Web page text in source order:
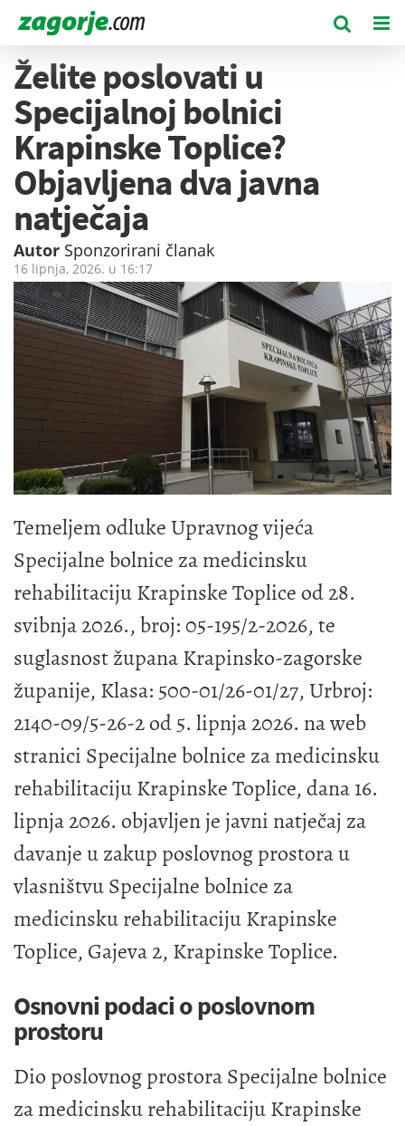
Želite poslovati u
Specijalnoj bolnici
Krapinske Toplice?
Objavljena dva javna
natječaja
Autor Sponzorirani članak
16 lipnja, 2026. u 16:17
Temeljem odluke Upravnog vijeća
Specijalne bolnice za medicinsku
rehabilitaciju Krapinske Toplice od 28.
svibnja 2026., broj: 05-195/2-2026, te
suglasnost župana Krapinsko-zagorske
županije, Klasa: 500-01/26-01/27, Urbroj:
2140-09/5-26-2 od 5. lipnja 2026. na web
stranici Specijalne bolnice za medicinsku
rehabilitaciju Krapinske Toplice, dana 16.
lipnja 2026. objavljen je javni natječaj za
davanje u zakup poslovnog prostora u
vlasništvu Specijalne bolnice za
medicinsku rehabilitaciju Krapinske
Toplice, Gajeva 2, Krapinske Toplice.
Osnovni podaci o poslovnom
prostoru
Dio poslovnog prostora Specijalne bolnice
za medicinsku rehabilitaciju Krapinske